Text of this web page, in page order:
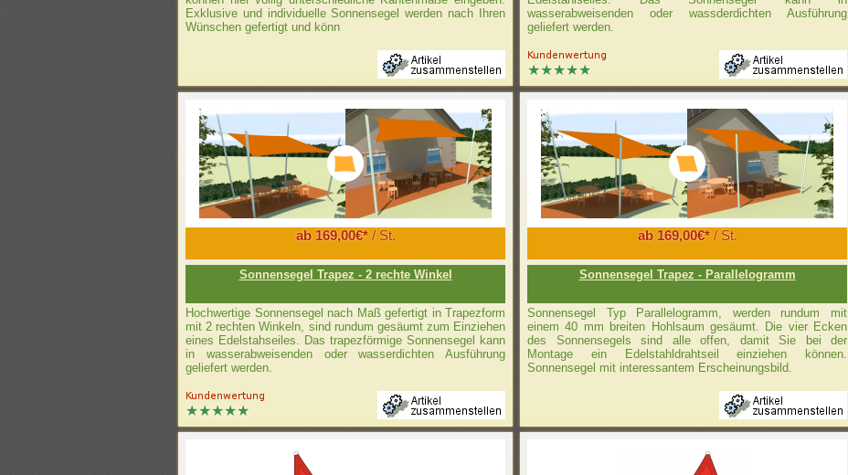
Exklusive und individuelle Sonnensegel werden nach Ihren
Wünschen gefertigt und könn
wasserabweisenden oder wassderdichten Ausführung
geliefert werden.
ab 169,00€*/ St.
Sonnensegel Trapez - 2 rechte Winkel
Hochwertige Sonnensegel nach Maß gefertigt in Trapezform
mit 2 rechten Winkeln, sind rundum gesäumt zum Einziehen
eines Edelstahseiles. Das trapezförmige Sonnensegel kann
in wasserabweisenden oder wasserdichten Ausführung
geliefert werden.
ab 169,00€*/ St.
Sonnensegel Trapez - Parallelogramm
Sonnensegel Typ Parallelogramm, werden rundum mit
einem 40 mm breiten Hohlsaum gesäumt. Die vier Ecken
des Sonnensegels sind alle offen, damit Sie bei der
Montage ein Edelstahldrahtseil einziehen können.
Sonnensegel mit interessantem Erscheinungsbild.